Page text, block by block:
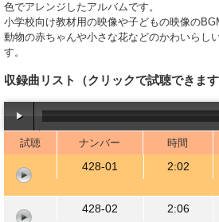
色でアレンジしたアルバムです。
小学校向け教材用の映像や子どもの映像の
動物の赤ちゃんや小さな花などのかわいらし
す。
収録曲リスト （クリックで試聴できます
/02:02
試聴 ナンバー 時間
428-01 2:02
428-02
2:06